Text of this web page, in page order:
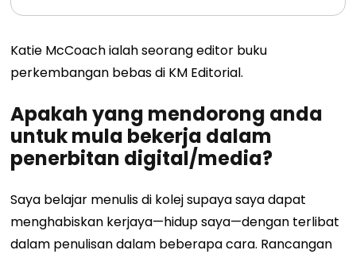
Katie McCoach ialah seorang editor buku
perkembangan bebas di KM Editorial.
Apakah yang mendorong anda
untuk mula bekerja dalam
penerbitan digital/media?
Saya belajar menulis di kolej supaya saya dapat
menghabiskan kerjaya—hidup saya—dengan terlibat
dalam penulisan dalam beberapa cara. Rancangan